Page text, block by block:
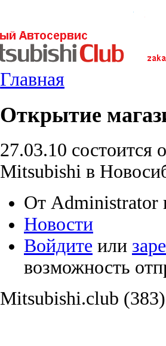
Главная
Открытие
27.03.10 состоится
Mitsubishi в
От Administrator
Новости
Войдите или
возможность
Mitsubishi.club